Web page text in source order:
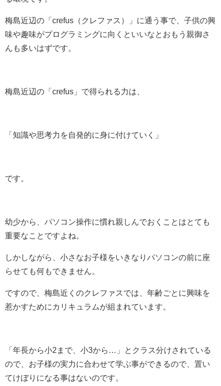
梅島近辺の「crefus（クレファス）」に通う事で、子供の興
味や趣味がプログラミングに向くといいなとおもう親御さ
んも多いはずです。
梅島近辺の「crefus」で得られる力は、
「知識や思考力を自発的に身に付けていく」
です。
幼少から、パソコン操作に慣れ親しんでおくことはとても
重要なことですよね。
しかしながら、小さなお子様をいきなりパソコンの前に座
らせても何もできません。
ですので、梅島近くのクレファスでは、年齢ごとに興味を
惹かすためにカリキュラムが組まれています。
「年長から小2まで、小3から…」とクラス分けされている
ので、お子様の実力に合わせて学ぶ事ができるので、置い
てけぼりになる事はないのです。